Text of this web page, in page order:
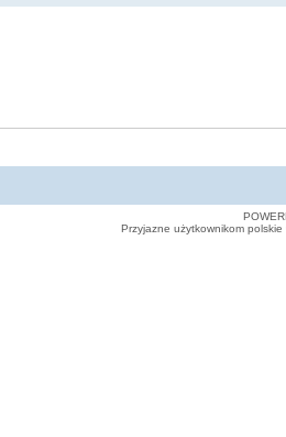
Przyjazne użytkownikom